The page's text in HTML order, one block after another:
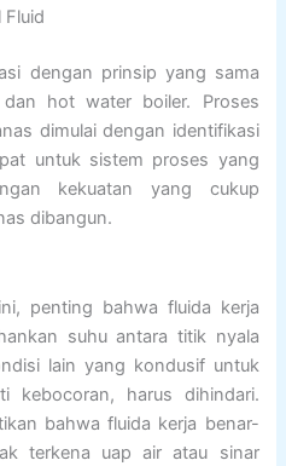
Fluid
dengan prinsip yang sama
hot water boiler. Proses
dimulai dengan identifikasi
untuk sistem proses yang
kekuatan yang cukup
dibangun.
penting bahwa fluida kerja
suhu antara titik nyala
lain yang kondusif untuk
kebocoran, harus dihindari.
bahwa fluida kerja benar-
terkena uap air atau sinar